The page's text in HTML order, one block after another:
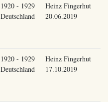
1920 - 1929
Deutschland
Heinz Fingerhut
20.06.2019
1920 - 1929
Deutschland
Heinz Fingerhut
17.10.2019